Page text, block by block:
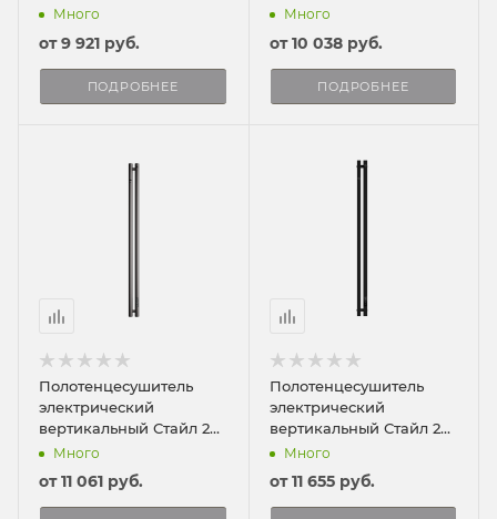
120/3Много
от9 921 руб.
ПОДРОБНЕЕ
ПРО 120/3
Много
от10 038 руб.
ПОДРОБНЕЕ
Полотенцесушитель
электрический
вертикальный Стайл 2
120/8
Много
от11 061 руб.
Полотенцесушитель
электрический
вертикальный Стайл 2
ПРО 120/8
Много
от11 655 руб.